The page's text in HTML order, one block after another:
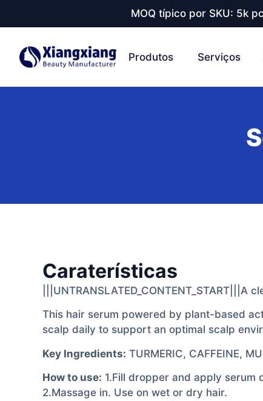
MOQ típico por SKU: 5k
Produtos Serviços
Caraterísticas
This hair serum powered by plant-based
scalp daily to support an optimal scalp
Key Ingredients: TURMERIC, CAFFEINE,
How to use: 1.Fill dropper and apply serum
2.Massage in. Use on wet or dry hair.